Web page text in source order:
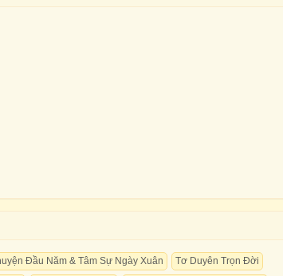
Đầu Năm & Tâm Sự Ngày Xuân
Tơ Duyên Trọn Đời